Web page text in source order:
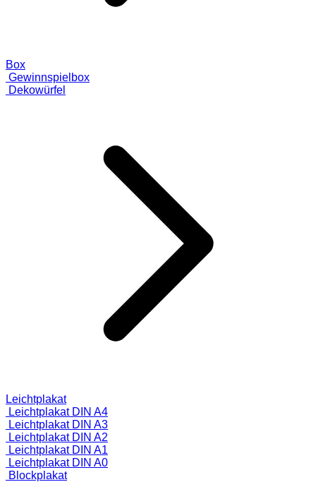
Box
Gewinnspielbox
Dekowürfel
Leichtplakat
Leichtplakat DIN A4
Leichtplakat DIN A3
Leichtplakat DIN A2
Leichtplakat DIN A1
Leichtplakat DIN A0
Blockplakat